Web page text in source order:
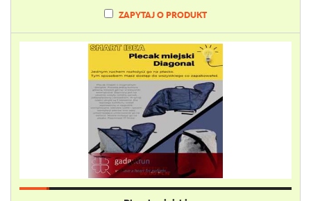
ZAPYTAJ O PRODUKT